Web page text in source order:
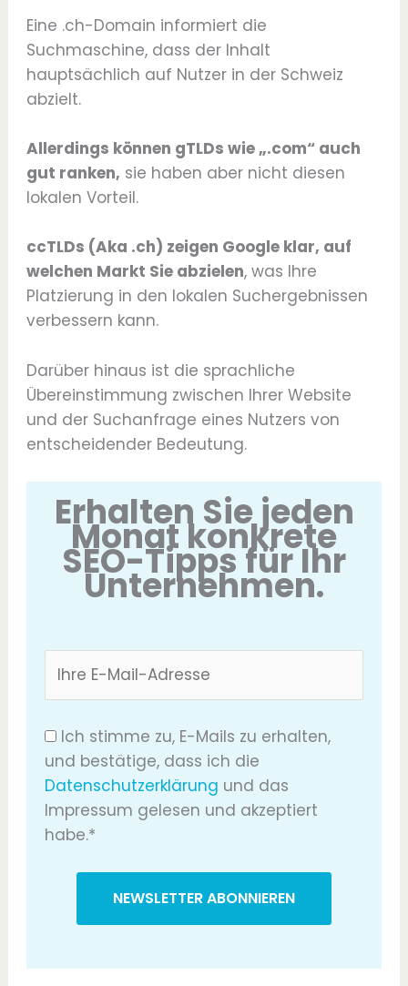
Eine .ch-Domain informiert die
Suchmaschine, dass der Inhalt
hauptsächlich auf Nutzer in der Schweiz
abzielt.
Allerdings können gTLDs wie „.com“ auch
gut ranken, sie haben aber nicht diesen
lokalen Vorteil.
ccTLDs (Aka .ch) zeigen Google klar, auf
welchen Markt Sie abzielen, was Ihre
Platzierung in den lokalen Suchergebnissen
verbessern kann.
Darüber hinaus ist die sprachliche
Übereinstimmung zwischen Ihrer Website
und der Suchanfrage eines Nutzers von
entscheidender Bedeutung.
Erhalten Sie jeden
Monat konkrete
SEO-Tipps für Ihr
Unternehmen.
Ich stimme zu, E-Mails zu erhalten,
und bestätige, dass ich die
Datenschutzerklärung und das
Impressum gelesen und akzeptiert
habe.*